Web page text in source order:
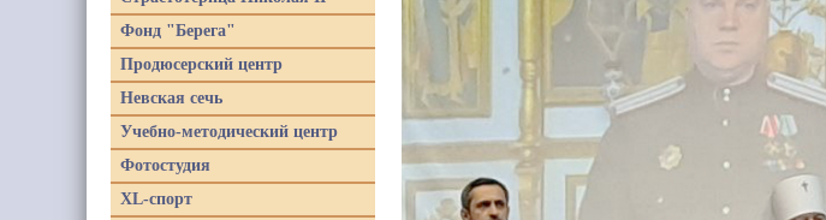
Фонд "Берега"
Продюсерский центр
Невская сечь
Учебно-методический центр
Фотостудия
XL-спорт